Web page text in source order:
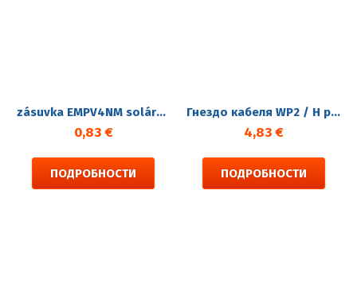
zásuvka EMPV4NM solární konektor pro FV
0,83 €
ПОДРОБНОСТИ
Гнездо кабеля WP2 / H разъем
4,83 €
ПОДРОБНОСТИ